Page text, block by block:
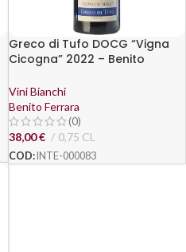
Greco di Tufo DOCG “Vigna
Cicogna” 2022 – Benito
Vini Bianchi
Benito Ferrara
(0)
38,00€ 0,75 CL
COD: INTE-000083